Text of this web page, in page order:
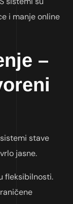
i manje online
–
stave
jasne.
fleksibilnosti.